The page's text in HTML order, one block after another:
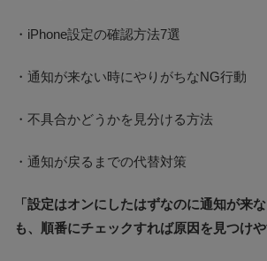
・iPhone設定の確認方法7選
・通知が来ない時にやりがちなNG行動
・不具合かどうかを見分ける方法
・通知が戻るまでの代替対策
「設定はオンにしたはずなのに通知が来
も、順番にチェックすれば原因を見つけや